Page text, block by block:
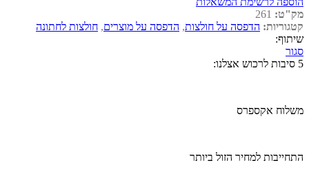
מק"ט: 261
קטגוריות: הדפסה על חולצות, הדפסה על מוצרים, חולצות לחתונה
שיתוף:
סגור
5 סיבות לרכוש אצלנו:
משלוח אקספרס
התחייבות למחיר הזול ביותר